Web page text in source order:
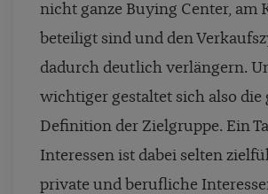
nicht ganze Buying Center, am
beteiligt sind und den
dadurch deutlich verlängern.
wichtiger gestaltet sich also die
Definition der Zielgruppe. Ein
Interessen ist dabei selten
private und berufliche